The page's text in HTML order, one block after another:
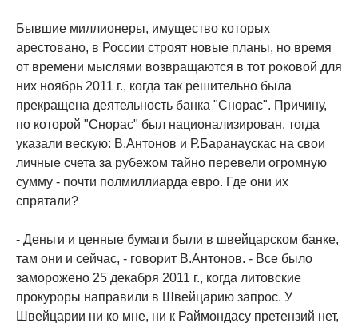
Бывшие миллионеры, имущество которых
арестовано, в России строят новые планы, но время
от времени мыслями возвращаются в тот роковой для
них ноябрь 2011 г., когда так решительно была
прекращена деятельность банка "Снорас". Причину,
по которой "Снорас" был национализирован, тогда
указали вескую: В.Антонов и Р.Баранаускас на свои
личные счета за рубежом тайно перевели огромную
сумму - почти полмиллиарда евро. Где они их
спрятали?
- Деньги и ценные бумаги были в швейцарском банке,
там они и сейчас, - говорит В.Антонов. - Все было
заморожено 25 декабря 2011 г., когда литовские
прокуроры направили в Швейцарию запрос. У
Швейцарии ни ко мне, ни к Раймондасу претензий нет,